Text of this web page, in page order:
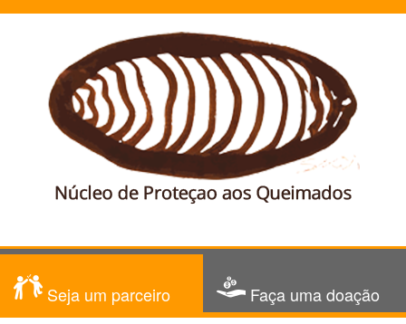
Seja um parceiro Faça uma doação